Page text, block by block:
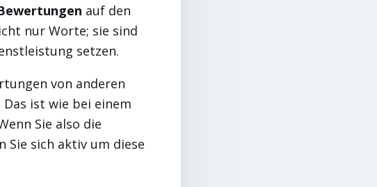
auf den
nur Worte; sie sind
setzen.
von anderen
ist wie bei einem
Sie also die
sich aktiv um diese